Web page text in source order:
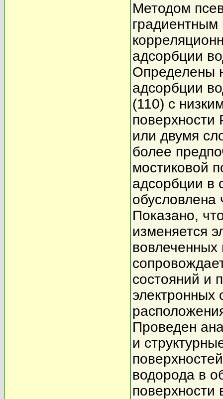
Методом
адсорбции
Определены
адсорбции
(110) с
или двумя
более
мостиковой
адсорбции в
обусловлена
Показано,
изменяется
вовлеченных
состояний и
электронных
Проведен
и
водорода в
поверхности